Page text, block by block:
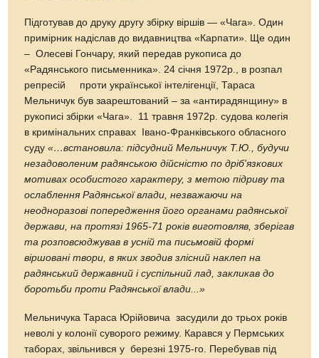
Підготував до друку другу збірку віршів — «Чага». Один
примірник надіслав до видавництва «Карпати». Ще один
– Олесеві Гончару, який передав рукописа до
«Радянського письменника». 24 січня 1972р., в розпал
репресій проти української інтелігенції, Тараса
Мельничук був заарештований – за «антирадянщину» в
рукописі збірки «Чага». 11 травня 1972р. судова колегія
в кримінальних справах Івано-Франківського обласного
суду«…встановила: підсудний Мельничук Т.Ю., будучи
незадоволеним радянською дійсністю по дріб'язкових
мотивах особистого характеру, з метою підриву та
ослаблення Радянської влади, незважаючи на
неодноразові попередження його органами радянської
держави, на протязі 1965-71 років виготовляв, зберігав
та розповсюджував в усній та письмовій формі
віршовані твори, в яких зводив злісний наклеп на
радянський державний і суспільний лад, закликав до
боротьби проти Радянської влади...»
Мельничука Тараса Юрійовича
засудили до трьох років
неволі у колонії суворого режиму. Карався у Пермських
таборах, звільнився у березні 1975-го. Перебував під